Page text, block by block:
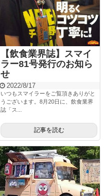
【飲食業界誌】スマイ
ラー81号発行のお知ら
せ
2022/8/17
いつもスマイラーをご覧頂きありがと
うございます。8月20日に、飲食業界
誌「ス...
記事を読む